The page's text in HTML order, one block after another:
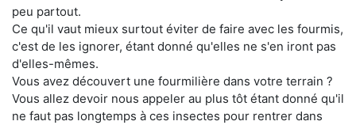
peu partout.
Ce qu'il vaut mieux surtout éviter de faire avec les fourmis,
c'est de les ignorer, étant donné qu'elles ne s'en iront pas
d'elles-mêmes.
Vous avez découvert une fourmilière dans votre terrain ?
Vous allez devoir nous appeler au plus tôt étant donné qu'il
ne faut pas longtemps à ces insectes pour rentrer dans